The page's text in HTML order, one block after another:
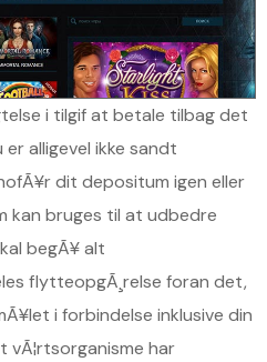
i tilgif at betale tilbag det
alligevel ikke sandt
dit depositum igen eller
kan bruges til at udbedre
begÃ¥ alt
flytteopgÃ¸relse foran det,
i forbindelse inklusive din
vÃ¦rtsorganisme har